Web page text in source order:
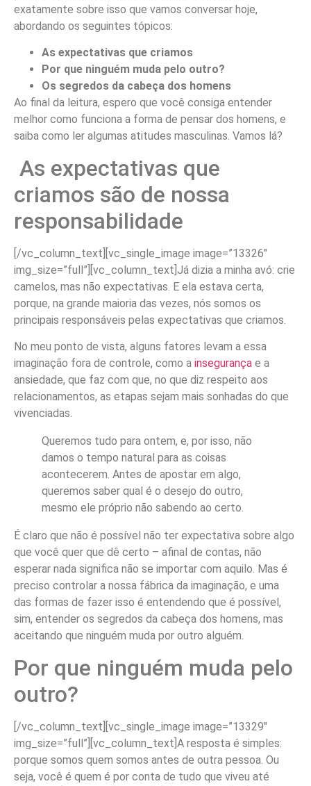
exatamente sobre isso que vamos conversar hoje,
abordando os seguintes tópicos:
As expectativas que criamos
Por que ninguém muda pelo outro?
Os segredos da cabeça dos homens
Ao final da leitura, espero que você consiga entender
melhor como funciona a forma de pensar dos homens, e
saiba como ler algumas atitudes masculinas. Vamos lá?
As expectativas que
criamos são de nossa
responsabilidade
[/vc_column_text][vc_single_image image=”13326″
img_size=”full”][vc_column_text]Já dizia a minha avó: crie
camelos, mas não expectativas. E ela estava certa,
porque, na grande maioria das vezes, nós somos os
principais responsáveis pelas expectativas que criamos.
No meu ponto de vista, alguns fatores levam a essa
imaginação fora de controle, como a insegurança e a
ansiedade, que faz com que, no que diz respeito aos
relacionamentos, as etapas sejam mais sonhadas do que
vivenciadas.
Queremos tudo para ontem, e, por isso, não
damos o tempo natural para as coisas
acontecerem. Antes de apostar em algo,
queremos saber qual é o desejo do outro,
mesmo ele próprio não sabendo ao certo.
É claro que não é possível não ter expectativa sobre algo
que você quer que dê certo – afinal de contas, não
esperar nada significa não se importar com aquilo. Mas é
preciso controlar a nossa fábrica da imaginação, e uma
das formas de fazer isso é entendendo que é possível,
sim, entender os segredos da cabeça dos homens, mas
aceitando que ninguém muda por outro alguém.
Por que ninguém muda pelo
outro?
[/vc_column_text][vc_single_image image=”13329″
img_size=”full”][vc_column_text]A resposta é simples:
porque somos quem somos antes de outra pessoa. Ou
seja, você é quem é por conta de tudo que viveu até